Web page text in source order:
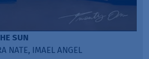
3
LEGENDARY LOVERS (SAVE ME)
KATY PERRY & CHIEF KEEF